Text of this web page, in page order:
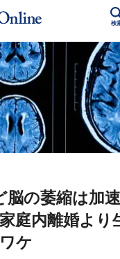
検
脳の萎縮は加
庭内離婚より
ケ